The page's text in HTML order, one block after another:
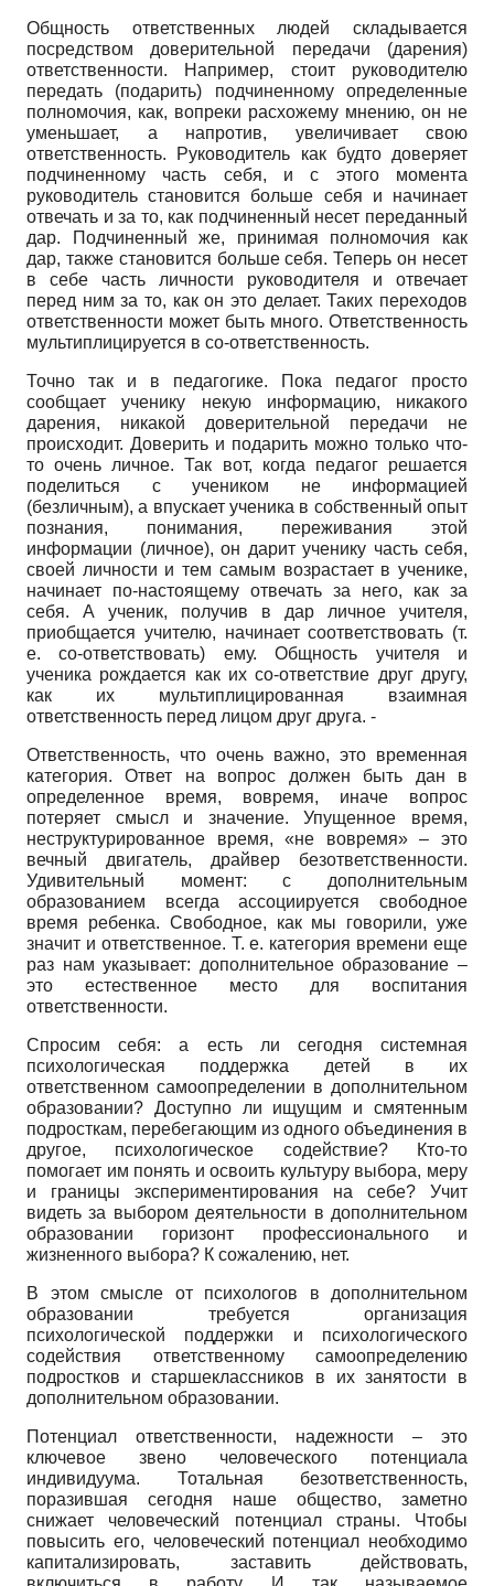
Общность ответственных людей складывается
посредством доверительной передачи (дарения)
ответственности. Например, стоит руководителю
передать (подарить) подчиненному определенные
полномочия, как, вопреки расхожему мнению, он не
уменьшает, а напротив, увеличивает свою
ответственность. Руководитель как будто доверяет
подчиненному часть себя, и с этого момента
руководитель становится больше себя и начинает
отвечать и за то, как подчиненный несет переданный
дар. Подчиненный же, принимая полномочия как
дар, также становится больше себя. Теперь он несет
в себе часть личности руководителя и отвечает
перед ним за то, как он это делает. Таких переходов
ответственности может быть много. Ответственность
мультиплицируется в со-ответственность.
Точно так и в педагогике. Пока педагог просто
сообщает ученику некую информацию, никакого
дарения, никакой доверительной передачи не
происходит. Доверить и подарить можно только что-
то очень личное. Так вот, когда педагог решается
поделиться с учеником не информацией
(безличным), а впускает ученика в собственный опыт
познания, понимания, переживания этой
информации (личное), он дарит ученику часть себя,
своей личности и тем самым возрастает в ученике,
начинает по-настоящему отвечать за него, как за
себя. А ученик, получив в дар личное учителя,
приобщается учителю, начинает соответствовать (т.
е. со-ответствовать) ему. Общность учителя и
ученика рождается как их со-ответствие друг другу,
как их мультиплицированная взаимная
ответственность перед лицом друг друга. -
Ответственность, что очень важно, это временная
категория. Ответ на вопрос должен быть дан в
определенное время, вовремя, иначе вопрос
потеряет смысл и значение. Упущенное время,
неструктурированное время, «не вовремя» – это
вечный двигатель, драйвер безответственности.
Удивительный момент: с дополнительным
образованием всегда ассоциируется свободное
время ребенка. Свободное, как мы говорили, уже
значит и ответственное. Т. е. категория времени еще
раз нам указывает: дополнительное образование –
это естественное место для воспитания
ответственности.
Спросим себя: а есть ли сегодня системная
психологическая поддержка детей в их
ответственном самоопределении в дополнительном
образовании? Доступно ли ищущим и смятенным
подросткам, перебегающим из одного объединения в
другое, психологическое содействие? Кто-то
помогает им понять и освоить культуру выбора, меру
и границы экспериментирования на себе? Учит
видеть за выбором деятельности в дополнительном
образовании горизонт профессионального и
жизненного выбора? К сожалению, нет.
В этом смысле от психологов в дополнительном
образовании требуется организация
психологической поддержки и психологического
содействия ответственному самоопределению
подростков и старшеклассников в их занятости в
дополнительном образовании.
Потенциал ответственности, надежности – это
ключевое звено человеческого потенциала
индивидуума. Тотальная безответственность,
поразившая сегодня наше общество, заметно
снижает человеческий потенциал страны. Чтобы
повысить его, человеческий потенциал необходимо
капитализировать, заставить действовать,